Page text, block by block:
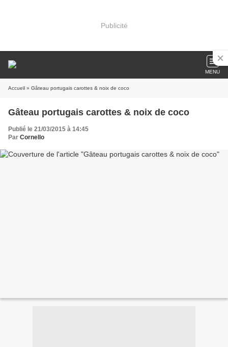
Publicité
MENU
Accueil » Gâteau portugais carottes & noix de coco
Gâteau portugais carottes & noix de coco
Publié le 21/03/2015 à 14:45
Par Cornello